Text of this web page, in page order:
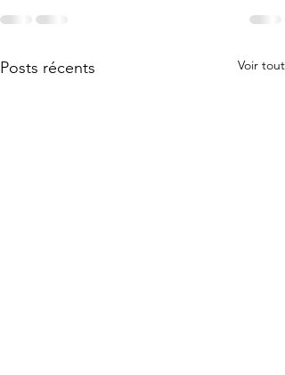
Posts récents Voir tout